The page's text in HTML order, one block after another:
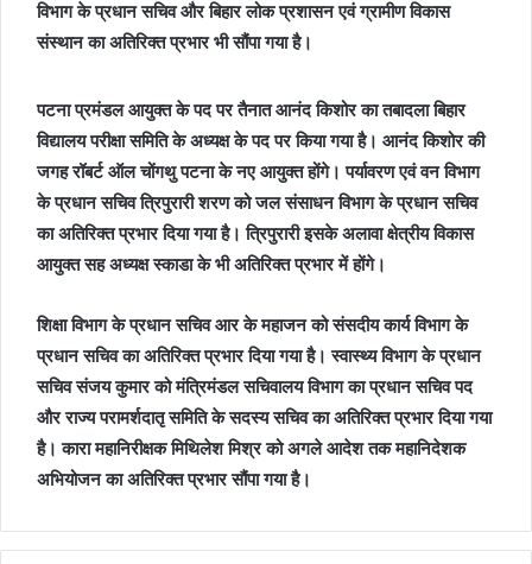
विभाग के प्रधान सचिव और बिहार लोक प्रशासन एवं ग्रामीण विकास
संस्थान का अतिरिक्त प्रभार भी सौंपा गया है।
पटना प्रमंडल आयुक्त के पद पर तैनात आनंद किशोर का तबादला बिहार
विद्यालय परीक्षा समिति के अध्यक्ष के पद पर किया गया है। आनंद किशोर की
जगह रॉबर्ट ऑल चोंगथु पटना के नए आयुक्त होंगे। पर्यावरण एवं वन विभाग
के प्रधान सचिव त्रिपुरारी शरण को जल संसाधन विभाग के प्रधान सचिव
का अतिरिक्त प्रभार दिया गया है। त्रिपुरारी इसके अलावा क्षेत्रीय विकास
आयुक्त सह अध्यक्ष स्काडा के भी अतिरिक्त प्रभार में होंगे।
शिक्षा विभाग के प्रधान सचिव आर के महाजन को संसदीय कार्य विभाग के
प्रधान सचिव का अतिरिक्त प्रभार दिया गया है। स्वास्थ्य विभाग के प्रधान
सचिव संजय कुमार को मंत्रिमंडल सचिवालय विभाग का प्रधान सचिव पद
और राज्य परामर्शदातृ समिति के सदस्य सचिव का अतिरिक्त प्रभार दिया गया
है। कारा महानिरीक्षक मिथिलेश मिश्र को अगले आदेश तक महानिदेशक
अभियोजन का अतिरिक्त प्रभार सौंपा गया है।